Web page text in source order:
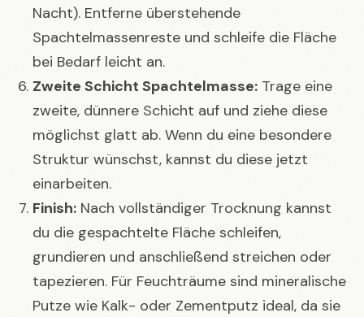
Nacht). Entferne überstehende
Spachtelmassenreste und schleife die Fläche
bei Bedarf leicht an.
Zweite Schicht Spachtelmasse: Trage eine
zweite, dünnere Schicht auf und ziehe diese
möglichst glatt ab. Wenn du eine besondere
Struktur wünschst, kannst du diese jetzt
einarbeiten.
Finish: Nach vollständiger Trocknung kannst
du die gespachtelte Fläche schleifen,
grundieren und anschließend streichen oder
tapezieren. Für Feuchträume sind mineralische
Putze wie Kalk- oder Zementputz ideal, da sie